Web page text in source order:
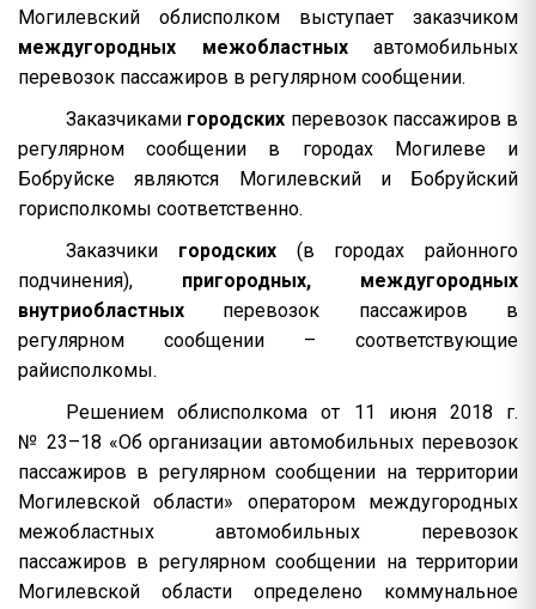
Могилевский облисполком выступает заказчиком
междугородных межобластныхавтомобильных
перевозок пассажиров в регулярном сообщении.
Заказчиками городских перевозок пассажиров в
регулярном сообщении в городах Могилеве и
Бобруйске являются Могилевский и Бобруйский
горисполкомы соответственно.
Заказчики городских(в городах районного
подчинения), пригородных, междугородных
внутриобластных перевозок пассажиров в
регулярном сообщении – соответствующие
райисполкомы.
Решением облисполкома от 11 июня 2018 г.
№ 23–18 «Об организации автомобильных перевозок
пассажиров в регулярном сообщении на территории
Могилевской области» оператором междугородных
межобластных автомобильных перевозок
пассажиров в регулярном сообщении на территории
Могилевской области определено коммунальное